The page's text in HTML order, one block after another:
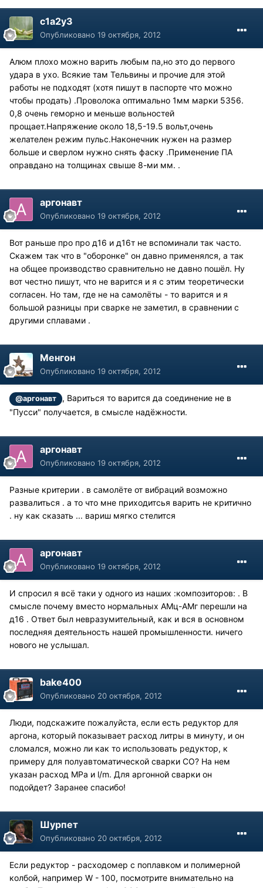
c1a2y3
Опубликовано 19 октября, 2012
Алюм плохо можно варить любым па,но это до первого
удара в ухо. Всякие там Тельвины и прочие для этой
работы не подходят (хотя пишут в паспорте что можно
чтобы продать) .Проволока оптимально 1мм марки 5356.
0,8 очень геморно и меньше вольностей
прощает.Напряжение около 18,5-19.5 вольт,очень
желателен режим пульс.Наконечник нужен на размер
больше и сверлом нужно снять фаску .Применение ПА
оправдано на толщинах свыше 8-ми мм. .
аргонавт
Опубликовано 19 октября, 2012
Вот раньше про про д16 и д16т не вспоминали так часто.
Скажем так что в "оборонке" он давно применялся, а так
на общее производство сравнительно не давно пошёл. Ну
вот честно пишут, что не варится и я с этим теоретически
согласен. Но там, где не на самолёты - то варится и я
большой разницы при сварке не заметил, в сравнении с
другими сплавами .
Менгон
Опубликовано 19 октября, 2012
@аргонавт
, Вариться то варится да соединение не в
"Пусси" получается, в смысле надёжности.
аргонавт
Опубликовано 19 октября, 2012
Разные критерии . в самолёте от вибраций возможно
развалиться . а то что мне приходитсья варить не критично
. ну как сказать ... вариш мягко стелится
аргонавт
Опубликовано 19 октября, 2012
И спросил я всё таки у одного из наших :композиторов: . В
смысле почему вместо нормальных АМц-АМг перешли на
д16 . Ответ был невразумительный, как и вся в основном
последняя деятельность нашей промышленности. ничего
нового не услышал.
bake400
Опубликовано 20 октября, 2012
Люди, подскажите пожалуйста, если есть редуктор для
аргона, который показывает расход литры в минуту, и он
сломался, можно ли как то использовать редуктор, к
примеру для полуавтоматической сварки СО? На нем
указан расход МРа и l/m. Для аргонной сварки он
подойдет? Заранее спасибо!
Шурпет
Опубликовано 20 октября, 2012
Если редуктор - расходомер с поплавком и полимерной
колбой, например W - 100, посмотрите внимательно на